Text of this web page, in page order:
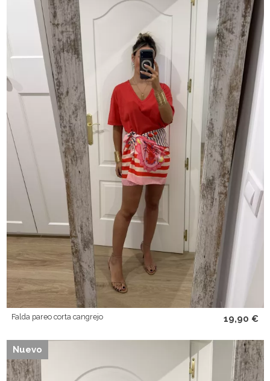
Falda pareo corta cangrejo 19,90 €
Nuevo
Quiero entrar
*Al entrar aceptas recibir correos de Marketing Promocional.